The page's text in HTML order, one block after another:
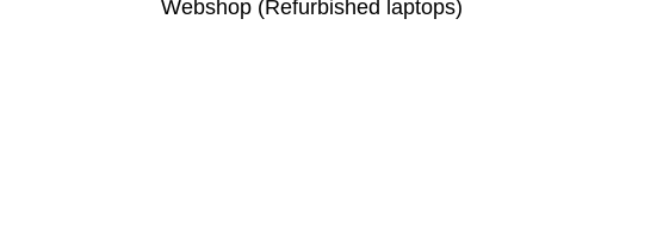
Webshop (Refurbished laptops)